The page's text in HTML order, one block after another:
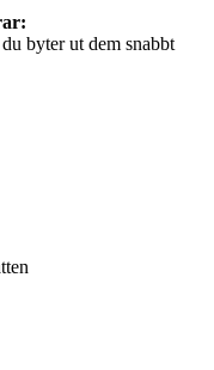
byter ut dem snabbt